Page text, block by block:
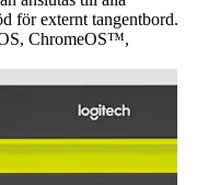
för externt tangentbord.
ChromeOS™,